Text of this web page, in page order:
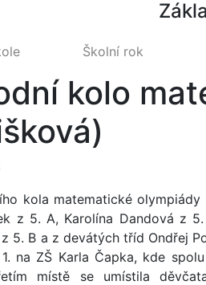
Školní rok
kolo
kola matematické
z 5. A, Karolína Dandová z
5. B a z devátých tříd Ondřej
na ZŠ Karla Čapka, kde
místě se umístila